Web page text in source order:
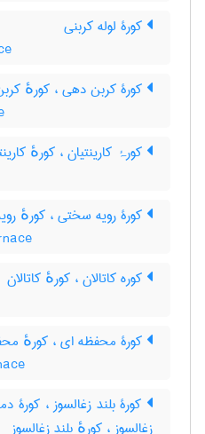
کورۀ لوله کربنی
کورۀ کربن دهی ، کورهٔ
کورۂ کارینتیان ، کورهٔ
کورۀ رویه سختی ، کورهٔ
کوره کاتالان ، کورهٔ کاتالان
کورۀ محفظه ای ، کورهٔ
کورۀ بلند زغالسوز ،
زغالسوز ، کورهٔ بلند زغالسوز